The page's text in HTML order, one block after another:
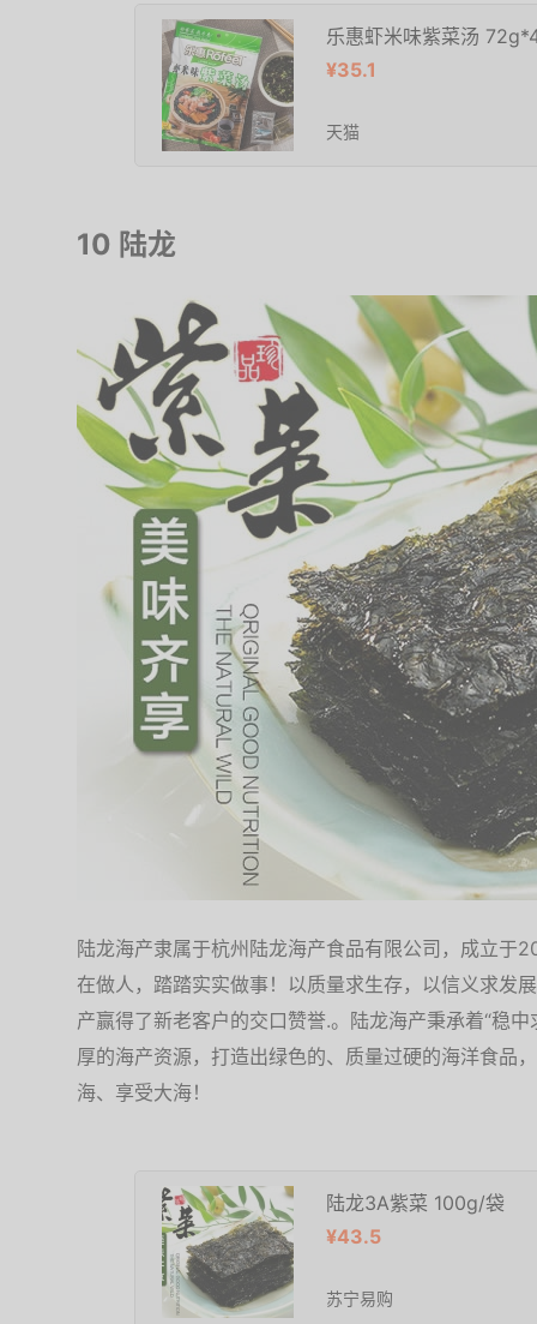
乐惠虾米味紫菜汤
¥35.1
天猫
10 陆龙
陆龙海产隶属于杭州陆龙海产食品有限公司，成立于
在做人，踏踏实实做事！以质量求生存，以信义求发
产赢得了新老客户的交口赞誉.。陆龙海产秉承着“稳
厚的海产资源，打造出绿色的、质量过硬的海洋食品
海、享受大海！
陆龙3A紫菜 100g/袋
¥43.5
苏宁易购